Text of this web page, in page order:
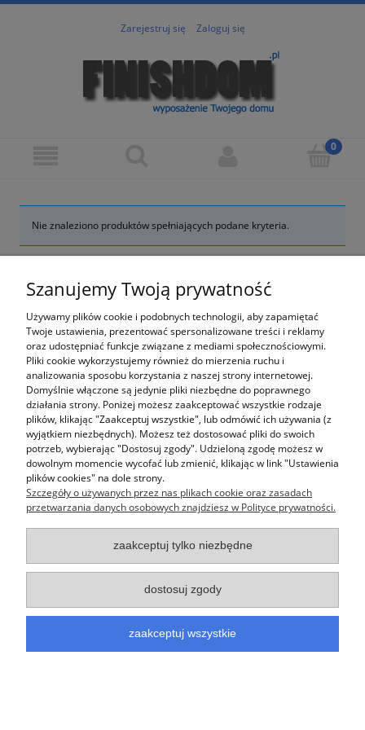
Zarejestruj się Zaloguj się
Nie znaleziono produktów spełniających podane kryteria.
O nas
Obsługa klienta
Moje konto
KONTO BANKOWE W ALIOR BANK nr: 19 2490 0005 0000 4530 0079
6013
pokaż pełną wersję strony
Sklep internetowy Shoper.pl
Szanujemy Twoją prywatność
Używamy plików cookie i podobnych technologii, aby zapamiętać
Twoje ustawienia, prezentować spersonalizowane treści i reklamy
oraz udostępniać funkcje związane z mediami społecznościowymi.
Pliki cookie wykorzystujemy również do mierzenia ruchu i
analizowania sposobu korzystania z naszej strony internetowej.
Domyślnie włączone są jedynie pliki niezbędne do poprawnego
działania strony. Poniżej możesz zaakceptować wszystkie rodzaje
plików, klikając "Zaakceptuj wszystkie", lub odmówić ich używania (z
wyjątkiem niezbędnych). Możesz też dostosować pliki do swoich
potrzeb, wybierając "Dostosuj zgody". Udzieloną zgodę możesz w
dowolnym momencie wycofać lub zmienić, klikając w link "Ustawienia
plików cookies" na dole strony.
Szczegóły o używanych przez nas plikach cookie oraz zasadach
przetwarzania danych osobowych znajdziesz w Polityce prywatności.
zaakceptuj tylko niezbędne
dostosuj zgody
zaakceptuj wszystkie